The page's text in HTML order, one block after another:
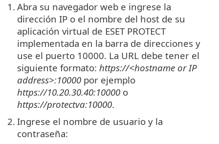
1. Abra su navegador web e ingrese la
dirección IP o el nombre del host de su
aplicación virtual de ESET PROTECT
implementada en la barra de direcciones y
use el puerto 10000. La URL debe tener el
siguiente formato: https://<hostname or IP
address>:10000 por ejemplo
https://10.20.30.40:10000 o
https://protectva:10000.
2. Ingrese el nombre de usuario y la
contraseña: